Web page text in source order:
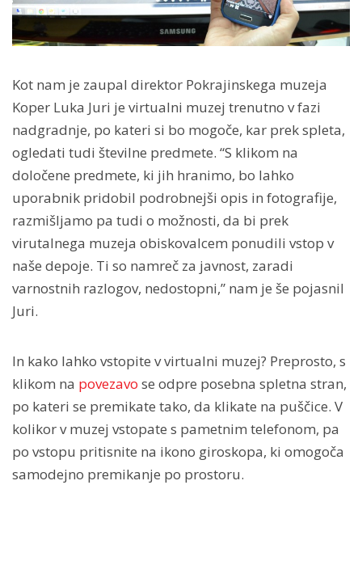
Kot nam je zaupal direktor Pokrajinskega muzeja
Koper Luka Juri je virtualni muzej trenutno v fazi
nadgradnje, po kateri si bo mogoče, kar prek spleta,
ogledati tudi številne predmete. “S klikom na
določene predmete, ki jih hranimo, bo lahko
uporabnik pridobil podrobnejši opis in fotografije,
razmišljamo pa tudi o možnosti, da bi prek
virutalnega muzeja obiskovalcem ponudili vstop v
naše depoje. Ti so namreč za javnost, zaradi
varnostnih razlogov, nedostopni,” nam je še pojasnil
Juri.
In kako lahko vstopite v virtualni muzej? Preprosto, s
klikom na povezavo se odpre posebna spletna stran,
po kateri se premikate tako, da klikate na puščice. V
kolikor v muzej vstopate s pametnim telefonom, pa
po vstopu pritisnite na ikono giroskopa, ki omogoča
samodejno premikanje po prostoru.